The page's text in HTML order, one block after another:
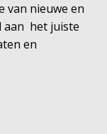
van nieuwe en
aan het juiste
en